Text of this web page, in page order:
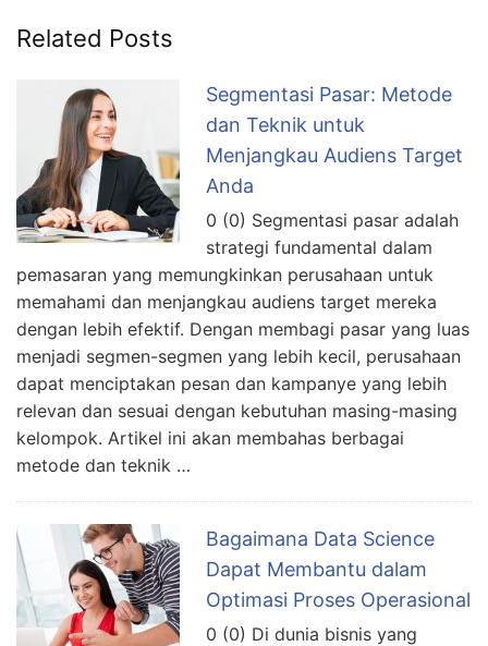
Related Posts
Segmentasi Pasar: Metode
dan Teknik untuk
Menjangkau Audiens Target
Anda
0 (0) Segmentasi pasar adalah
strategi fundamental dalam
pemasaran yang memungkinkan perusahaan untuk
memahami dan menjangkau audiens target mereka
dengan lebih efektif. Dengan membagi pasar yang luas
menjadi segmen-segmen yang lebih kecil, perusahaan
dapat menciptakan pesan dan kampanye yang lebih
relevan dan sesuai dengan kebutuhan masing-masing
kelompok. Artikel ini akan membahas berbagai
metode dan teknik …
Bagaimana Data Science
Dapat Membantu dalam
Optimasi Proses Operasional
0 (0) Di dunia bisnis yang